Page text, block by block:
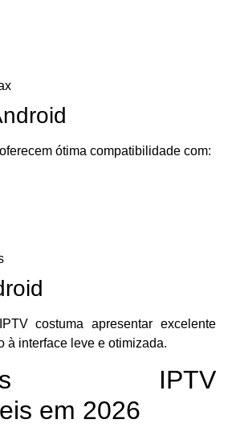
ótima compatibilidade com:
costuma apresentar excelente
à interface leve e otimizada.
IPTV
em 2026